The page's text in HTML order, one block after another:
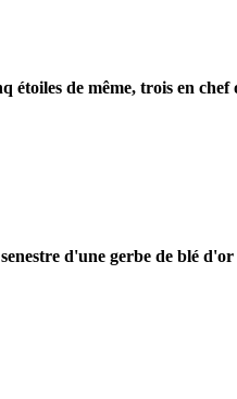
de même, trois en chef
d'une gerbe de blé